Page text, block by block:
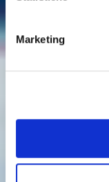
Marketing